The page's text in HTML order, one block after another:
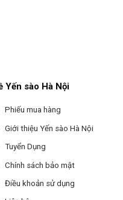
Yến sào Hà Nội
Phiếu mua hàng
Giới thiệu Yến sào Hà Nội
Tuyển Dụng
Chính sách bảo mật
Điều khoản sử dụng